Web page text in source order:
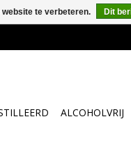
ALCOHOLVRIJ
te verbeteren. Dit